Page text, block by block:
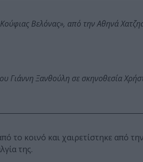
Βελόνας», από την Αθηνά
Γιάννη Ξανθούλη σε σκηνοθεσία
κοινό και χαιρετίστηκε από την
της.